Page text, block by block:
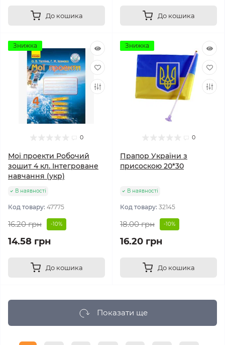
До кошика До кошика
Знижка
0
Мої проекти Робочий
зошит 4 кл. Інтегроване
навчання (укр)
В наявності
Код товару: 47775
16.20 грн -10%
14.58 грн
До кошика
Знижка
0
Прапор України з
присоскою 20*30
В наявності
Код товару: 32145
18.00 грн -10%
16.20 грн
До кошика
Показати ще